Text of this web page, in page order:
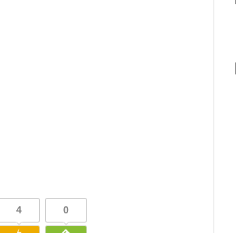
4 0